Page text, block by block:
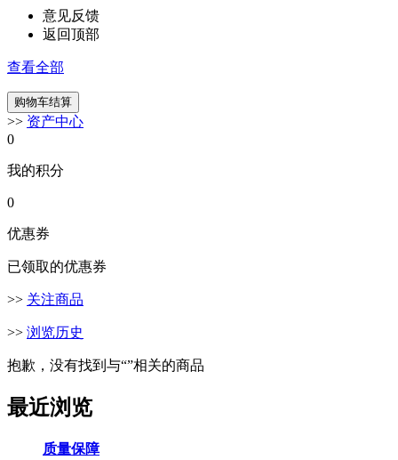
意见反馈
返回顶部
查看全部
>> 资产中心
0
我的积分
0
优惠券
已领取的优惠券
>> 关注商品
>> 浏览历史
抱歉，没有找到与“”相关的商品
最近浏览
质量保障